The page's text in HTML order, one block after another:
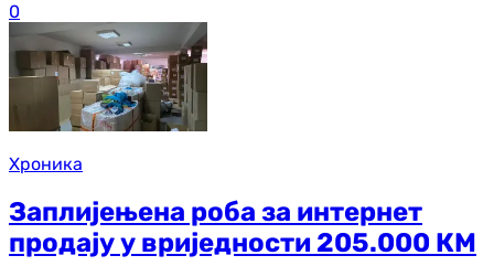
0
Хроника
Заплијењена роба за интернет
продају у вриједности 205.000 КМ